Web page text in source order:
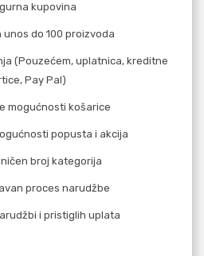
kupovina
unos do 100 proizvoda
(Pouzećem, uplatnica, kreditne
Pay Pal)
mogućnosti košarice
popusta i akcija
broj kategorija
proces narudžbe
i pristiglih uplata